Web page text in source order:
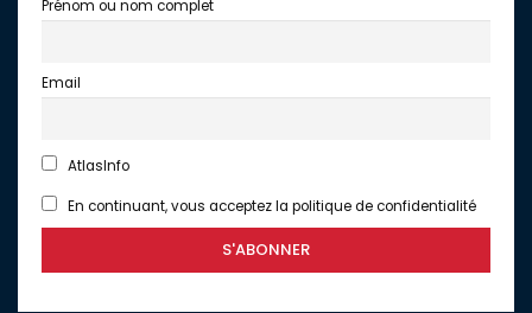
Prénom ou nom complet
Email
AtlasInfo
En continuant, vous acceptez la politique de confidentialité